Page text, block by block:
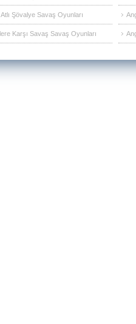
Şövalye Savaş Oyunları
Karşı Savaş Savaş Oyunları